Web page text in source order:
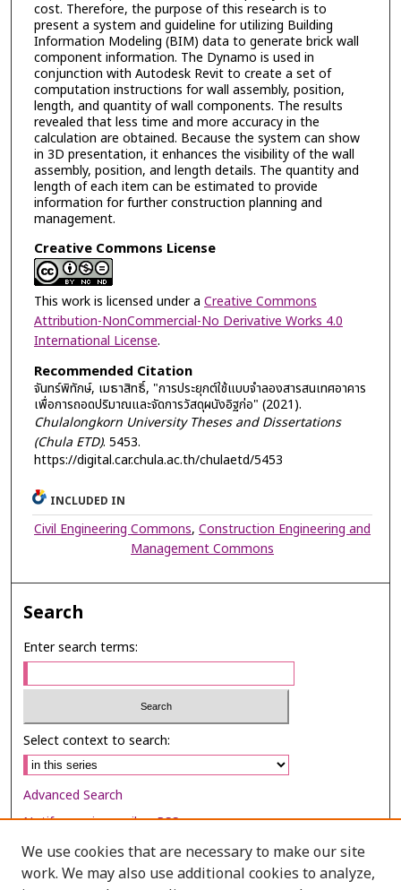
cost. Therefore, the purpose of this research is to
present a system and guideline for utilizing Building
Information Modeling (BIM) data to generate brick wall
component information. The Dynamo is used in
conjunction with Autodesk Revit to create a set of
computation instructions for wall assembly, position,
length, and quantity of wall components. The results
revealed that less time and more accuracy in the
calculation are obtained. Because the system can show
in 3D presentation, it enhances the visibility of the wall
assembly, position, and length details. The quantity and
length of each item can be estimated to provide
information for further construction planning and
management.
Creative Commons License
This work is licensed under a Creative Commons
Attribution-NonCommercial-No Derivative Works 4.0
International License.
Recommended Citation
จันทร์พิทักษ์, เมธาสิทธิ์, "การประยุกต์ใช้แบบจำลองสารสนเทศอาคาร
เพื่อการถอดปริมาณและจัดการวัสดุผนังอิฐก่อ" (2021).
Chulalongkorn University Theses and Dissertations
(Chula ETD). 5453.
https://digital.car.chula.ac.th/chulaetd/5453
INCLUDED IN
Civil Engineering Commons,Construction Engineering and
Management Commons
Search
Enter search terms:
Select context to search:
Advanced Search
Notify me via email orRSS
Browse
We use cookies that are necessary to make our site
work. We may also use additional cookies to analyze,